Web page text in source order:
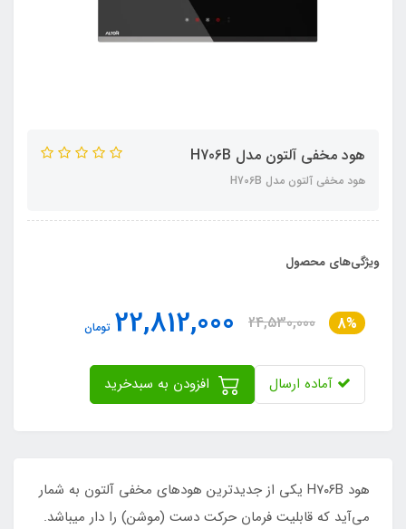
هود مخفی آلتون مدل H706B
هود مخفی آلتون مدل H706B
ویژگی‌های محصول
8%
24,530,000
22,812,000 تومان
آماده ارسال
هود H۷۰۶B یکی از جدیدترین هودهای مخفی آلتون به شمار
می‌آید که قابلیت فرمان حرکت دست (موشن) را دار میباشد.